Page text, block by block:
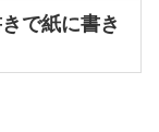
で紙に書き